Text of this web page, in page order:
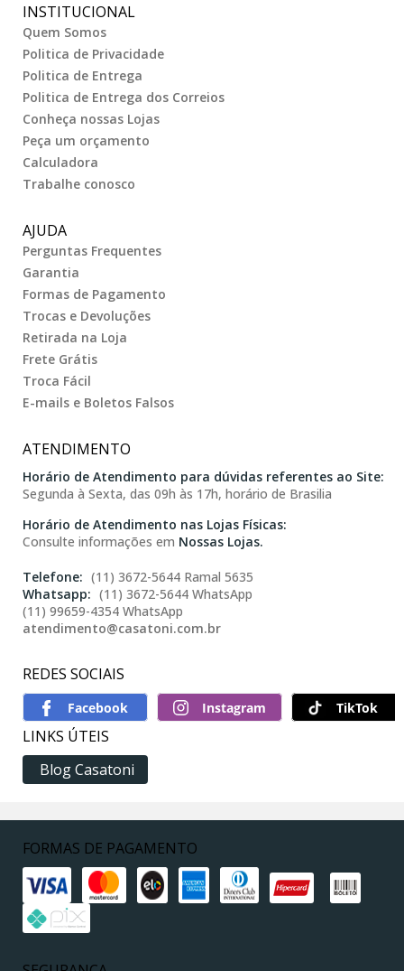
INSTITUCIONAL
Quem Somos
Politica de Privacidade
Politica de Entrega
Politica de Entrega dos Correios
Conheça nossas Lojas
Peça um orçamento
Calculadora
Trabalhe conosco
AJUDA
Perguntas Frequentes
Garantia
Formas de Pagamento
Trocas e Devoluções
Retirada na Loja
Frete Grátis
Troca Fácil
E-mails e Boletos Falsos
ATENDIMENTO
Horário de Atendimento para dúvidas referentes ao Site:
Segunda à Sexta, das 09h às 17h, horário de Brasilia
Horário de Atendimento nas Lojas Físicas:
Consulte informações em Nossas Lojas.
(11) 3672-5644 Ramal 5635
(11) 3672-5644 WhatsApp
(11) 99659-4354 WhatsApp
atendimento@casatoni.com.br
REDES SOCIAIS
TikTok
LINKS ÚTEIS
Blog Casatoni
FORMAS DE PAGAMENTO